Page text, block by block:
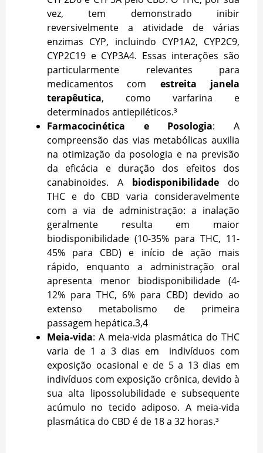
vez, tem demonstrado inibir
reversivelmente a atividade de várias
enzimas CYP, incluindo CYP1A2, CYP2C9,
CYP2C19 e CYP3A4. Essas interações são
particularmente relevantes para
medicamentos com estreita janela
terapêutica, como varfarina e
determinados antiepiléticos.³
Farmacocinética e Posologia: A
compreensão das vias metabólicas auxilia
na otimização da posologia e na previsão
da eficácia e duração dos efeitos dos
canabinoides. A biodisponibilidade do
THC e do CBD varia consideravelmente
com a via de administração: a inalação
geralmente resulta em maior
biodisponibilidade (10-35% para THC, 11-
45% para CBD) e início de ação mais
rápido, enquanto a administração oral
apresenta menor biodisponibilidade (4-
12% para THC, 6% para CBD) devido ao
extenso metabolismo de primeira
passagem hepática.3,4
Meia-vida: A meia-vida plasmática do THC
varia de 1 a 3 dias em indivíduos com
exposição ocasional e de 5 a 13 dias em
indivíduos com exposição crônica, devido à
sua alta lipossolubilidade e subsequente
acúmulo no tecido adiposo. A meia-vida
plasmática do CBD é de 18 a 32 horas.³